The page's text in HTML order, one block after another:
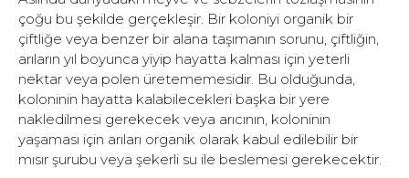
çoğu bu şekilde gerçekleşir. Bir koloniyi organik bir
çiftliğe veya benzer bir alana taşımanın sorunu, çiftliğin,
arıların yıl boyunca yiyip hayatta kalması için yeterli
nektar veya polen üretememesidir. Bu olduğunda,
koloninin hayatta kalabilecekleri başka bir yere
nakledilmesi gerekecek veya arıcının, koloninin
yaşaması için arıları organik olarak kabul edilebilir bir
mısır şurubu veya şekerli su ile beslemesi gerekecektir.